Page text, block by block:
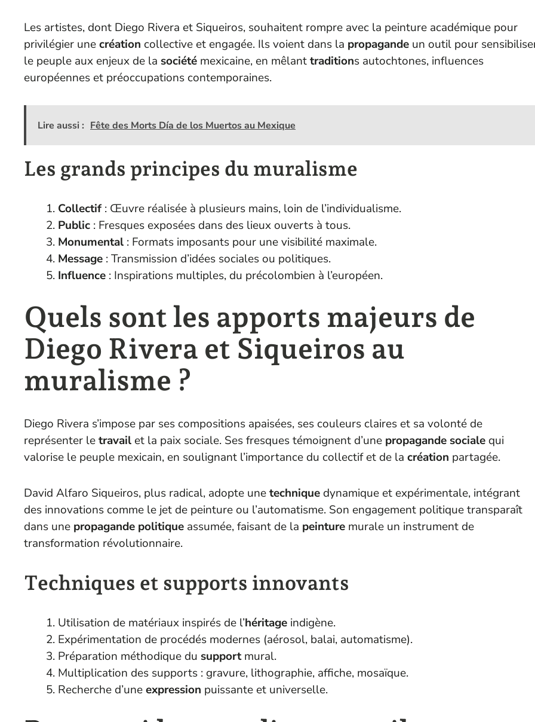
Les artistes, dont Diego Rivera et Siqueiros, souhaitent rompre avec la peinture académique pour
privilégier unecréation collective et engagée. Ils voient dans la propagande un outil pour
le peuple aux enjeux de la société mexicaine, en mêlanttraditions autochtones, influences
européennes et préoccupations contemporaines.
Lire aussi : Fête des Morts Día de los Muertos au Mexique
Les grands principes du muralisme
Collectif: Œuvre réalisée à plusieurs mains, loin de l’individualisme.
Public : Fresques exposées dans des lieux ouverts à tous.
Monumental : Formats imposants pour une visibilité maximale.
Message : Transmission d’idées sociales ou politiques.
Influence : Inspirations multiples, du précolombien à l’européen.
Quels sont les apports majeurs de
Diego Rivera et Siqueiros au
muralisme ?
Diego Rivera s’impose par ses compositions apaisées, ses couleurs claires et sa volonté de
représenter letravail et la paix sociale. Ses fresques témoignent d’une propagande sociale qui
valorise le peuple mexicain, en soulignant l’importance du collectif et de la création partagée.
David Alfaro Siqueiros, plus radical, adopte unetechnique dynamique et expérimentale, intégrant
des innovations comme le jet de peinture ou l’automatisme. Son engagement politique transparaît
dans une propagande politique assumée, faisant de la peinture murale un instrument de
transformation révolutionnaire.
Techniques et supports innovants
Utilisation de matériaux inspirés de l’héritage indigène.
Expérimentation de procédés modernes (aérosol, balai, automatisme).
Préparation méthodique du supportmural.
Multiplication des supports : gravure, lithographie, affiche, mosaïque.
Recherche d’uneexpression puissante et universelle.